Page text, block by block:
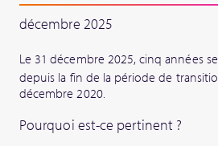
décembre 2025
Le 31 décembre 2025, cinq années
depuis la fin de la période de
décembre 2020.
Pourquoi est-ce pertinent ?